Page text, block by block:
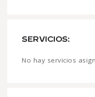
SERVICIOS:
No hay servicios